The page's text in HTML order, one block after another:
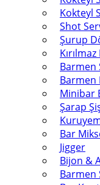
Kokteyl
Shot
Şurup
Barmen
Barmen
Minibar
Şarap
Bar
Jigger
Bijon &
Barmen